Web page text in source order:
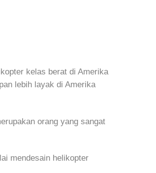
kelas berat di Amerika
lebih layak di Amerika
orang yang sangat
mendesain helikopter